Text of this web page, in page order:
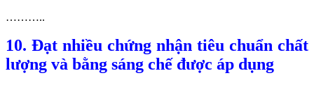
………..
10. Đạt nhiều chứng nhận tiêu chuẩn chất
lượng và bằng sáng chế được áp dụng